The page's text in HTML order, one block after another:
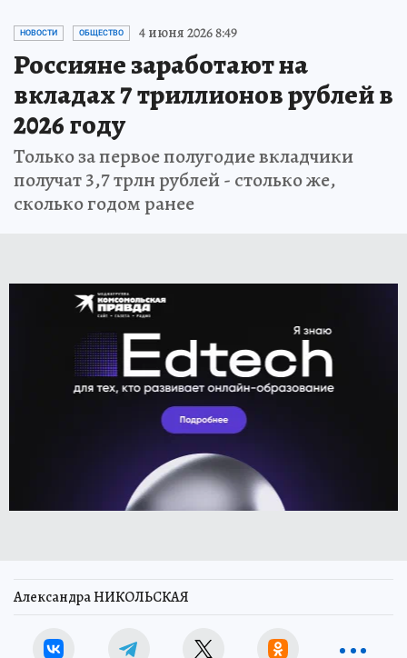
НОВОСТИ ОБЩЕСТВО 4 июня 2026 8:49
Россияне заработают на
вкладах 7 триллионов рублей в
2026 году
Только за первое полугодие вкладчики
получат 3,7 трлн рублей - столько же,
сколько годом ранее
Александра НИКОЛЬСКАЯ